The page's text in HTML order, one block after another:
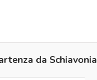
da Schiavonia